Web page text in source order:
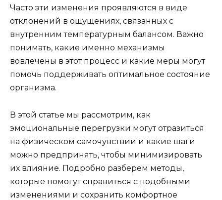
Часто эти изменения проявляются в виде
отклонений в ощущениях, связанных с
внутренним температурным балансом. Важно
понимать, какие именно механизмы
вовлечены в этот процесс и какие меры могут
помочь поддерживать оптимальное состояние
организма.
В этой статье мы рассмотрим, как
эмоциональные перегрузки могут отразиться
на физическом самочувствии и какие шаги
можно предпринять, чтобы минимизировать
их влияние. Подробно разберем методы,
которые помогут справиться с подобными
изменениями и сохранить комфортное